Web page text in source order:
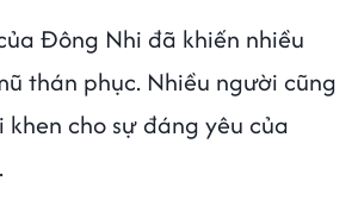
Đông Nhi đã khiến nhiều
thán phục. Nhiều người cũng
cho sự đáng yêu của